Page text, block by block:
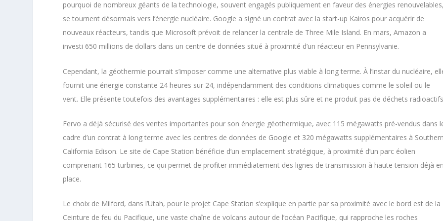
pourquoi de nombreux géants de la technologie, souvent engagés publiquement en faveur des énergies renouvelables,
se tournent désormais vers l’énergie nucléaire. Google a signé un contrat avec la start-up Kairos pour acquérir de
nouveaux réacteurs, tandis que Microsoft prévoit de relancer la centrale de Three Mile Island. En mars, Amazon a
investi 650 millions de dollars dans un centre de données situé à proximité d’un réacteur en Pennsylvanie.
Cependant, la géothermie pourrait s’imposer comme une alternative plus viable à long terme. À l’instar du nucléaire,
fournit une énergie constante 24 heures sur 24, indépendamment des conditions climatiques comme le soleil ou le
vent. Elle présente toutefois des avantages supplémentaires : elle est plus sûre et ne produit pas de déchets
Fervo a déjà sécurisé des ventes importantes pour son énergie géothermique, avec 115 mégawatts pré-vendus dans
cadre d’un contrat à long terme avec les centres de données de Google et 320 mégawatts supplémentaires à Southern
California Edison. Le site de Cape Station bénéficie d’un emplacement stratégique, à proximité d’un parc éolien
comprenant 165 turbines, ce qui permet de profiter immédiatement des lignes de transmission à haute tension déjà en
place.
Le choix de Milford, dans l’Utah, pour le projet Cape Station s’explique en partie par sa proximité avec le bord est de la
Ceinture de feu du Pacifique, une vaste chaîne de volcans autour de l’océan Pacifique, qui rapproche les roches